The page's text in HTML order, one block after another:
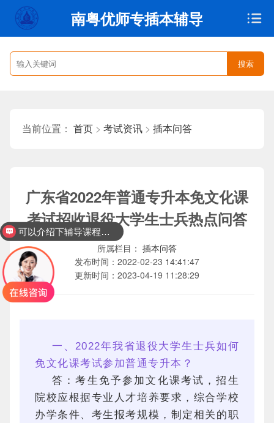
南粤优师专插本辅导
搜索
当前位置： 首页 > 考试资讯 > 插本问答
广东省2022年普通专升本免文化课
考试招收退役大学生士兵热点问答
所属栏目： 插本问答
发布时间： 2022-02-23 14:41:47
更新时间： 2023-04-19 11:28:29
一、2022年我省退役大学生士兵如何
免文化课考试参加普通专升本？
答：考生免予参加文化课考试，招生
院校应根据专业人才培养要求，综合学校
办学条件、考生报考规模，制定相关的职